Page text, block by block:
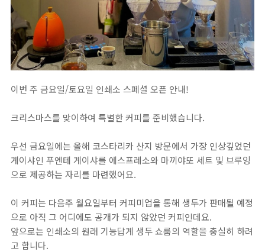
이번 주 금요일/토요일 인쇄소 스페셜 오픈 안내!⁣
크리스마스를 맞이하여 특별한 커피를 준비했습니다.⁣
우선 금요일에는 올해 코스타리카 산지 방문에서 가장 인상깊었던
게이샤인 푸엔테 게이샤를 에스프레소와 마끼야또 세트 및 브루잉
으로 제공하는 자리를 마련했어요.⁣
이 커피는 다음주 월요일부터 커피미업을 통해 생두가 판매될 예정
으로 아직 그 어디에도 공개가 되지 않았던 커피인데요.⁣
앞으로는 인쇄소의 원래 기능답게 생두 쇼룸의 역할을 충실히 하려
고 합니다.⁣